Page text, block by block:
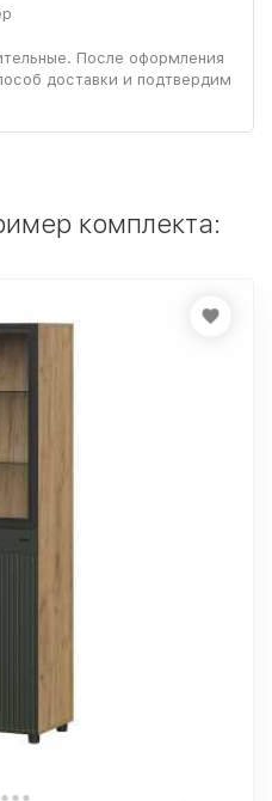
После оформления
доставки и подтвердим
комплекта: